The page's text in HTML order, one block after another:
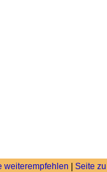
weiterempfehlen Seite